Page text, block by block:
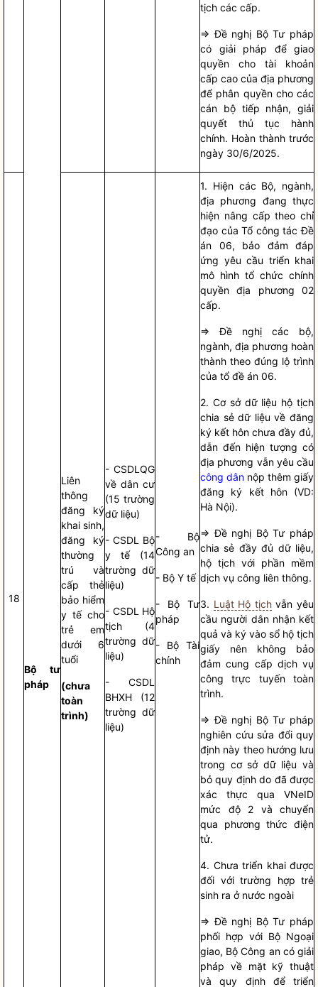
Bộ tư
pháp
tịch các cấp.
=> Đề nghị Bộ Tư pháp
có giải pháp để giao
quyền cho tài khoản
cấp cao của địa phương
để phân quyềncho các
cán bộ tiếp nhận, giải
quyết thủ tục hành
chính. Hoàn thành trước
ngày 30/6/2025.
18
Liên
thông
đăng ký
khai sinh,
đăng ký
thường
trú và
cấp thẻ
bảo hiểm
y tế cho
trẻ em
dưới 6
tuổi
(chưa
toàn
trình)
- CSDLQG
về dân cư
(15 trường
dữ liệu)
- CSDL Bộ
y tế (14
trường dữ
liệu)
- CSDL Hộ
tịch (4
trường dữ
liệu)
- CSDL
BHXH (12
trường dữ
liệu)
- Bộ
Công an
- Bộ Y tế
- Bộ Tư
pháp
- Bộ Tài
chính
1. Hiện các Bộ, ngành,
địa phương đang thực
hiện nâng cấp theo chỉ
đạo của Tổ công tác Đề
án 06, bảo đảm đáp
ứng yêu cầu triển khai
mô hình tổ chức chính
quyền địa phương 02
cấp.
=> Đề nghị các bộ,
ngành, địa phương hoàn
thành theo đúng lộ trình
của tổ đề án 06.
2. Cơ sở dữ liệu hộ tịch
chia sẻ dữ liệu về đăng
ký kết hôn chưa đầy đủ,
dẫn đến hiện tượng có
địa phương vẫn yêu cầu
công dân nộp thêm giấy
đăng ký kết hôn (VD:
Hà Nội).
=> Đề nghị Bộ Tư pháp
chia sẻ đầy đủ dữ liệu,
hộ tịch với phần mềm
dịch vụ công liên thông.
3. Luật Hộ tịchvẫn yêu
cầu người dân nhận kết
quả và ký vào sổ hộ tịch
giấy nên không bảo
đảm cung cấp dịch vụ
công trực tuyến toàn
trình.
=> Đề nghị Bộ Tư pháp
nghiên cứu sửa đổi quy
định này theo hướng lưu
trong cơ sở dữ liệu và
bỏ quy định do đã được
xác thực qua VNeID
mức độ 2 và chuyển
qua phương thức điện
tử.
4. Chưa triển khai được
đối với trường hợp trẻ
sinh ra ở nước ngoài
=> Đề nghị Bộ Tư pháp
phối hợp với Bộ Ngoại
giao, Bộ Công an có giải
pháp về mặt kỹ thuật
và quy định để triển